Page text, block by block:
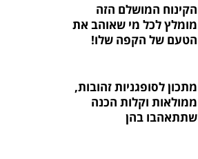
הקינוח המושלם הזה
מומלץ לכל מי שאוהב את
הטעם של הקפה שלו!
מתכון לסופגניות זהובות,
ממולאות וקלות הכנה
שתתאהבו בהן